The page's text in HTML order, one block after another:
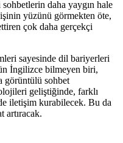
daha yaygın hale
yüzünü görmekten öte,
çok daha gerçekçi
sayesinde dil bariyerleri
İngilizce bilmeyen biri,
görüntülü sohbet
geliştiğinde, farklı
iletişim kurabilecek. Bu da
artıracak.